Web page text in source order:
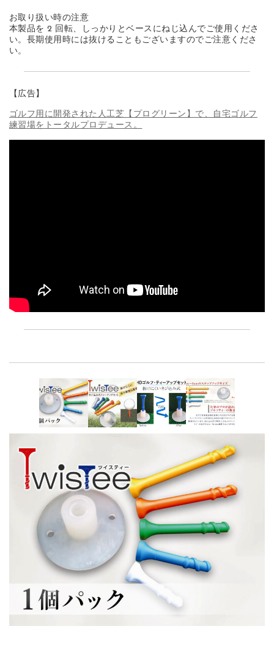
お取り扱い時の注意
本製品を 2 回転、しっかりとベースにねじ込んでご使用くださ
い。長期使用時には抜けることもございますのでご注意くださ
い。
【広告】
ゴルフ用に開発された人工芝【プログリーン】で、自宅ゴルフ
練習場をトータルプロデュース。